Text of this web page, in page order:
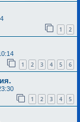
1 2
1 2 3 4 5 6
1 2 3 4 5